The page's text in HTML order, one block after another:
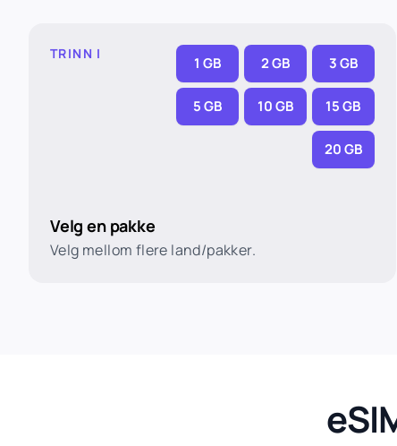
TRINN I
1 GB 2 GB 3 GB
5 GB 10 GB 15 GB
20 GB
Velg en pakke
Velg mellom flere land/pakker.